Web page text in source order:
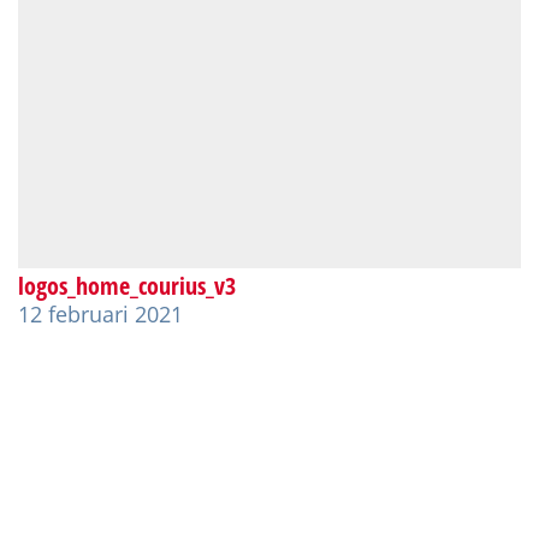
logos_home_courius_v3
12 februari 2021